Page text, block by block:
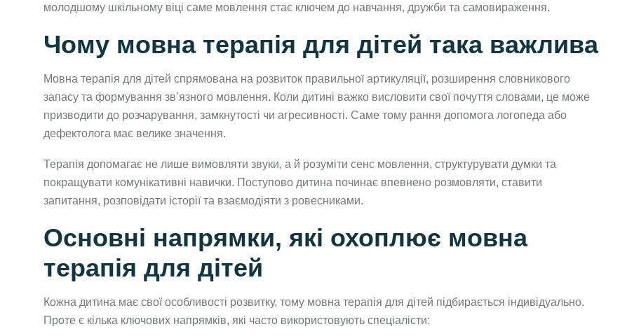
молодшому шкільному віці саме мовлення стає ключем до навчання, дружби та самовираження.
Чому мовна терапія для дітей така важлива
Мовна терапія для дітей спрямована на розвиток правильної артикуляції, розширення словникового
запасу та формування зв’язного мовлення. Коли дитині важко висловити свої почуття словами, це може
призводити до розчарування, замкнутості чи агресивності. Саме тому рання допомога логопеда або
дефектолога має велике значення.
Терапія допомагає не лише вимовляти звуки, а й розуміти сенс мовлення, структурувати думки та
покращувати комунікативні навички. Поступово дитина починає впевнено розмовляти, ставити
запитання, розповідати історії та взаємодіяти з ровесниками.
Основні напрямки, які охоплює мовна
терапія для дітей
Кожна дитина має свої особливості розвитку, тому мовна терапія для дітей підбирається індивідуально.
Проте є кілька ключових напрямків, які часто використовують спеціалісти: